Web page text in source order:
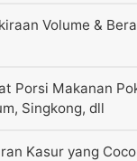
Volume &
Porsi Makanan
Singkong, dll
Kasur yang